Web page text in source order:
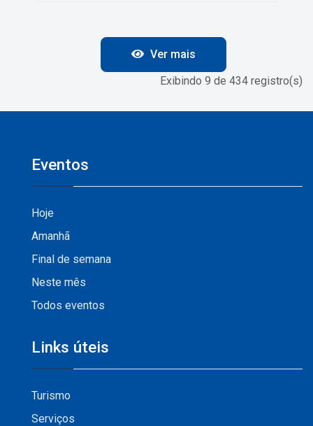
Ver mais
Exibindo 9 de 434 registro(s)
Eventos
Hoje
Amanhã
Final de semana
Neste mês
Todos eventos
Links úteis
Turismo
Serviços